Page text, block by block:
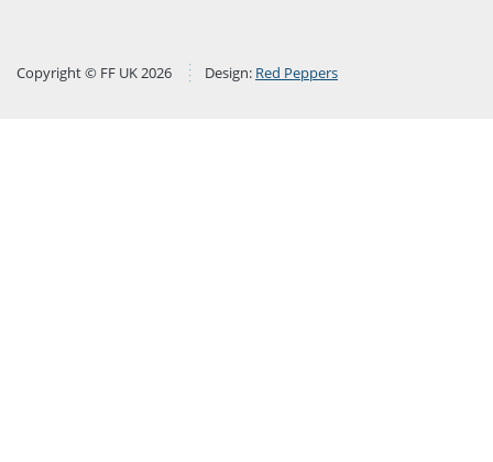
Copyright © FF UK 2026 Design: Red Peppers